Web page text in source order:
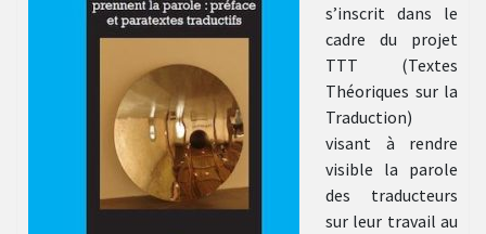
s’inscrit dans le
cadre du projet
TTT (Textes
Théoriques sur la
Traduction)
visant à rendre
visible la parole
des traducteurs
sur leur travail au